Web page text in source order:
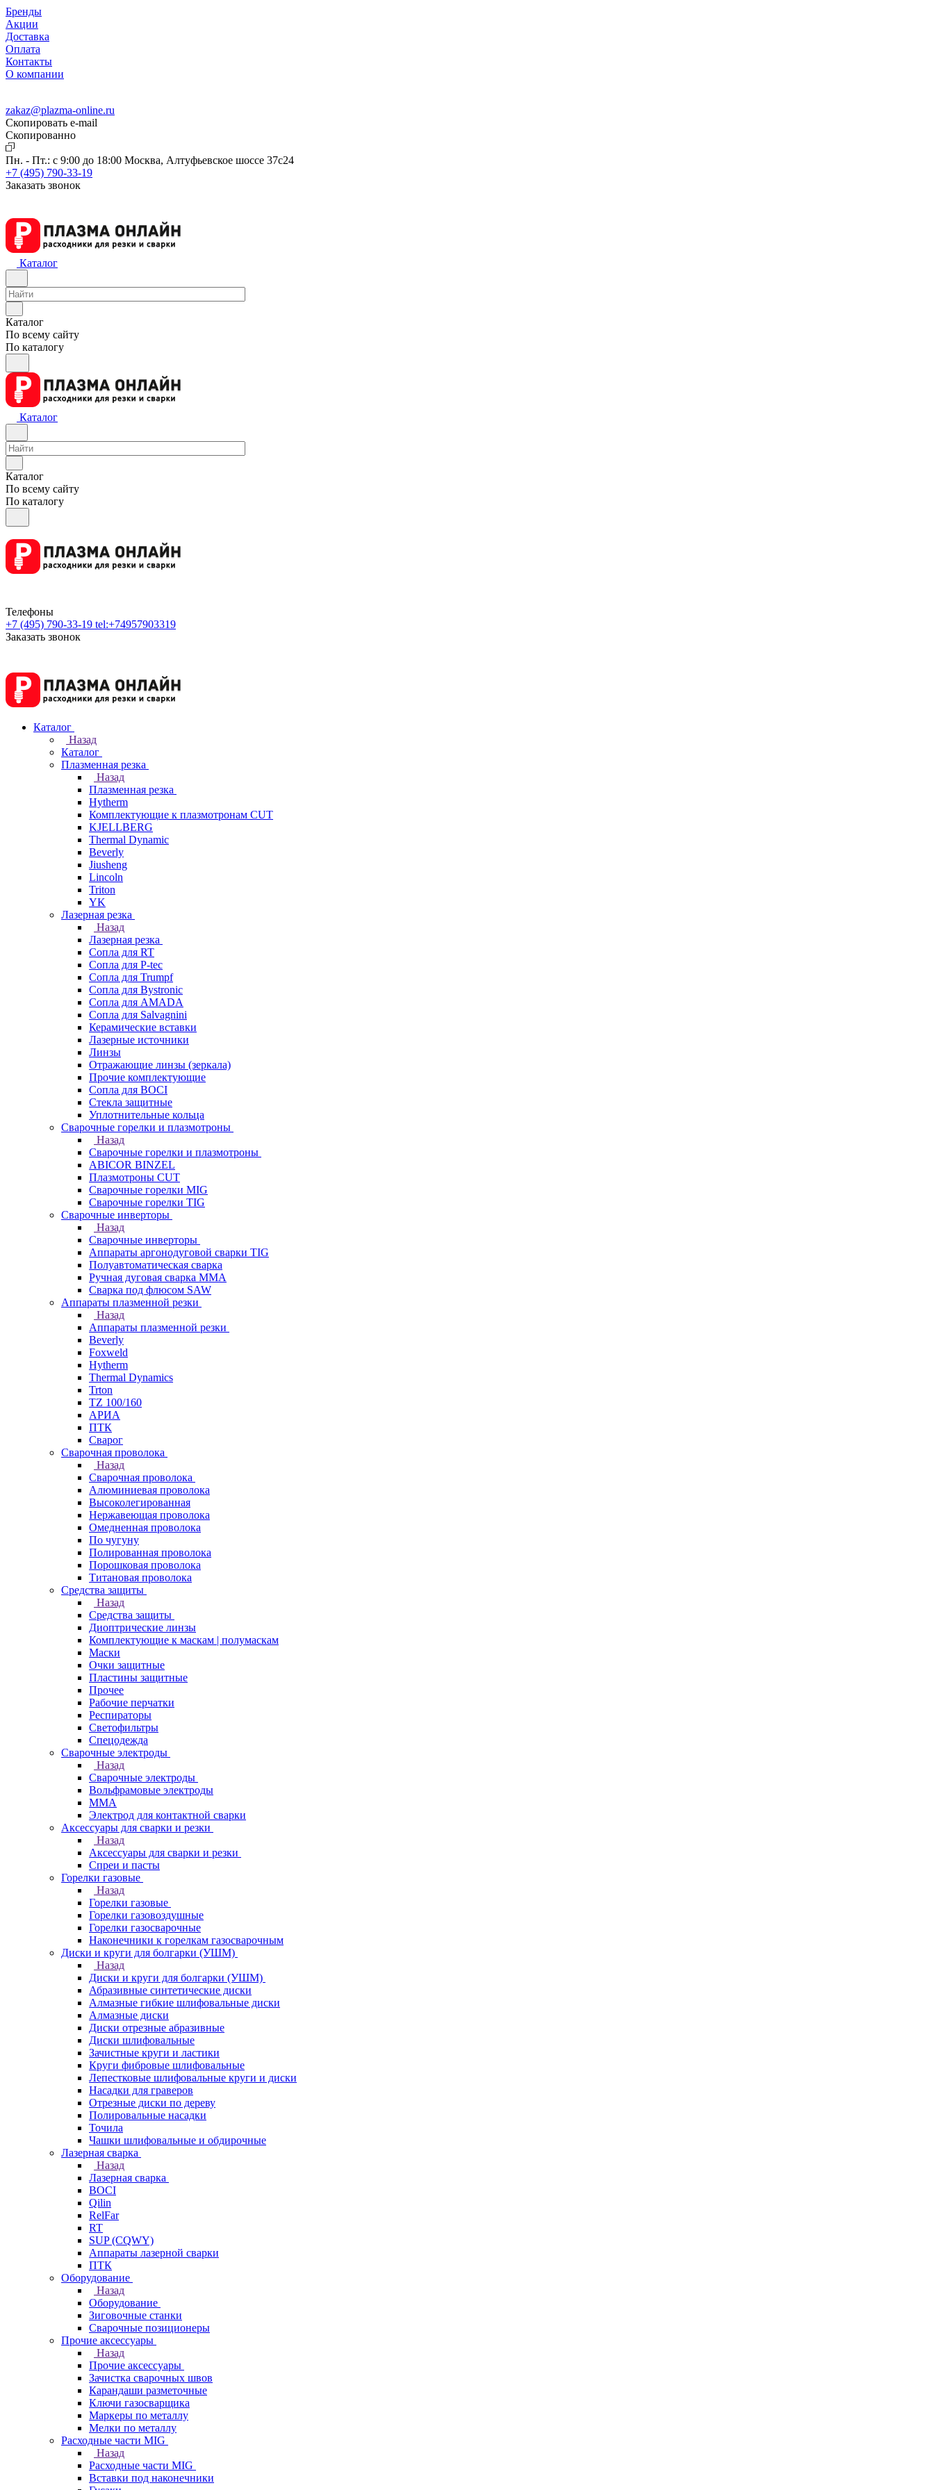
Бренды
Акции
Доставка
Оплата
Контакты
О компании
zakaz@plazma-online.ru
Скопировать e-mail
Cкопированно
Пн. - Пт.: с 9:00 до 18:00 Москва, Алтуфьевское шоссе 37с24
+7 (495) 790-33-19
Заказать звонок
Каталог
Каталог
По всему сайту
По каталогу
Каталог
Каталог
По всему сайту
По каталогу
Телефоны
+7 (495) 790-33-19 tel:+74957903319
Заказать звонок
Каталог
Назад
Каталог
Плазменная резка
Назад
Плазменная резка
Hytherm
Комплектующие к плазмотронам CUT
KJELLBERG
Thermal Dynamic
Beverly
Jiusheng
Lincoln
Triton
YK
Лазерная резка
Назад
Лазерная резка
Сопла для RT
Сопла для P-tec
Сопла для Trumpf
Сопла для Bystronic
Сопла для AMADA
Сопла для Salvagnini
Керамические вставки
Лазерные источники
Линзы
Отражающие линзы (зеркала)
Прочие комплектующие
Сопла для BOCI
Стекла защитные
Уплотнительные кольца
Сварочные горелки и плазмотроны
Назад
Сварочные горелки и плазмотроны
ABICOR BINZEL
Плазмотроны CUT
Сварочные горелки MIG
Сварочные горелки TIG
Сварочные инверторы
Назад
Сварочные инверторы
Аппараты аргонодуговой сварки TIG
Полуавтоматическая сварка
Ручная дуговая сварка MMA
Сварка под флюсом SAW
Аппараты плазменной резки
Назад
Аппараты плазменной резки
Beverly
Foxweld
Hytherm
Thermal Dynamics
Trton
TZ 100/160
АРИА
ПТК
Сварог
Сварочная проволока
Назад
Сварочная проволока
Алюминиевая проволока
Высоколегированная
Нержавеющая проволока
Омедненная проволока
По чугуну
Полированная проволока
Порошковая проволока
Титановая проволока
Средства защиты
Назад
Средства защиты
Диоптрические линзы
Комплектующие к маскам | полумаскам
Маски
Очки защитные
Пластины защитные
Прочее
Рабочие перчатки
Респираторы
Светофильтры
Спецодежда
Сварочные электроды
Назад
Сварочные электроды
Вольфрамовые электроды
ММА
Электрод для контактной сварки
Аксессуары для сварки и резки
Назад
Аксессуары для сварки и резки
Спреи и пасты
Горелки газовые
Назад
Горелки газовые
Горелки газовоздушные
Горелки газосварочные
Наконечники к горелкам газосварочным
Диски и круги для болгарки (УШМ)
Назад
Диски и круги для болгарки (УШМ)
Абразивные синтетические диски
Алмазные гибкие шлифовальные диски
Алмазные диски
Диски отрезные абразивные
Диски шлифовальные
Зачистные круги и ластики
Круги фибровые шлифовальные
Лепестковые шлифовальные круги и диски
Насадки для граверов
Отрезные диски по дереву
Полировальные насадки
Точила
Чашки шлифовальные и обдирочные
Лазерная сварка
Назад
Лазерная сварка
BOCI
Qilin
RelFar
RT
SUP (CQWY)
Аппараты лазерной сварки
ПТК
Оборудование
Назад
Оборудование
Зиговочные станки
Сварочные позиционеры
Прочие аксессуары
Назад
Прочие аксессуары
Зачистка сварочных швов
Карандаши разметочные
Ключи газосварщика
Маркеры по металлу
Мелки по металлу
Расходные части MIG
Назад
Расходные части MIG
Вставки под наконечники